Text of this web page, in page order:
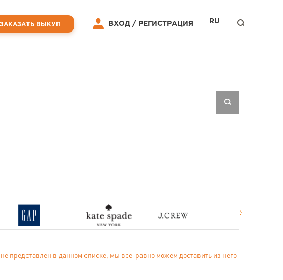
представлен в данном списке, мы все-равно можем доставить из него
ЗАКАЗАТЬ ВЫКУП ВХОД / РЕГИСТРАЦИЯ RU